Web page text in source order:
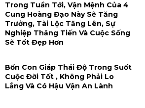
Trong Tuần Tới, Vận Mệnh Của 4
Cung Hoàng Đạo Này Sẽ Tăng
Trưởng, Tài Lộc Tăng Lên, Sự
Nghiệp Thăng Tiến Và Cuộc Sống
Sẽ Tốt Đẹp Hơn
Bốn Con Giáp Thái Độ Trong Suốt
Cuộc Đời Tốt , Không Phải Lo
Lắng Và Có Hậu Vận An Lành